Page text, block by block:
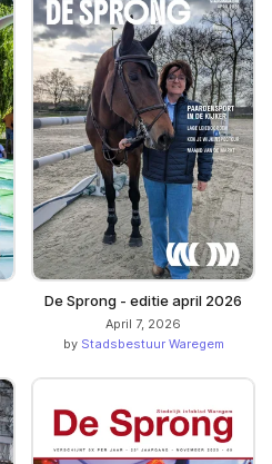
De Sprong - editie april 2026
April 7, 2026
by Stadsbestuur Waregem